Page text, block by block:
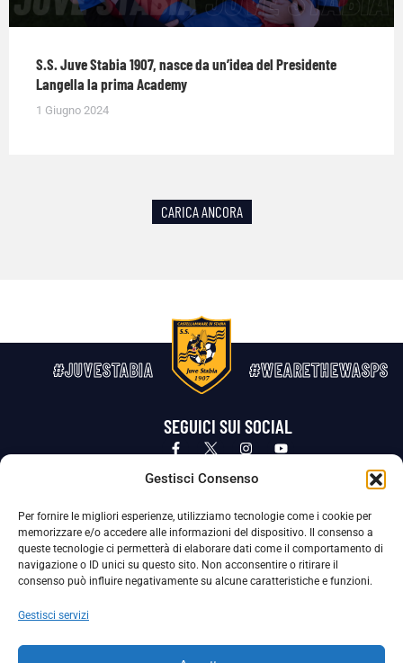
Gestisci Consenso
Per fornire le migliori esperienze, utilizziamo tecnologie come i cookie per
memorizzare e/o accedere alle informazioni del dispositivo. Il consenso a
queste tecnologie ci permetterà di elaborare dati come il comportamento di
navigazione o ID unici su questo sito. Non acconsentire o ritirare il
consenso può influire negativamente su alcune caratteristiche e funzioni.
Gestisci servizi
S.S. Juve Stabia 1907, nasce da un’idea del Presidente
Langella la prima Academy
1 Giugno 2024
CARICA ANCORA
#JUVESTABIA #WEARETHEWASPS
SEGUICI SUI SOCIAL
Privacy Policy Cookie Policy
La Società ha nominato il Responsabile della Protezione dei Dati Personali (DPO), figura specializzata che vigila sulle modalità
adottate dalla nostra Società per tutelare i Suoi dati personali.
Per contattare il DPO può scrivere a